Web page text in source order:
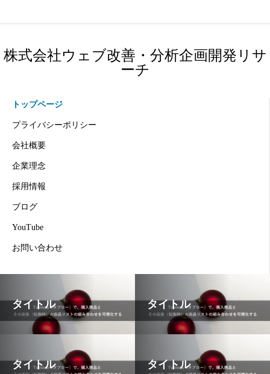
株式会社ウェブ改善・分析企画開発リサ
ーチ
トップページ
プライバシーポリシー
会社概要
企業理念
採用情報
ブログ
YouTube
お問い合わせ
タイトル タイトル
タイトル タイトル